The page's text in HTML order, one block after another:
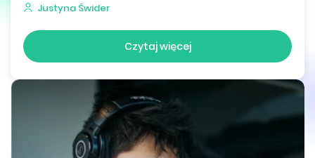
Justyna Świder
Czytaj więcej